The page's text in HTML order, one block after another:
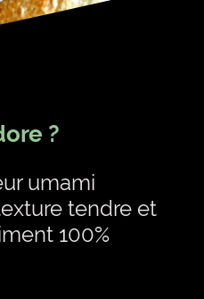
?
umami
tendre et
100%